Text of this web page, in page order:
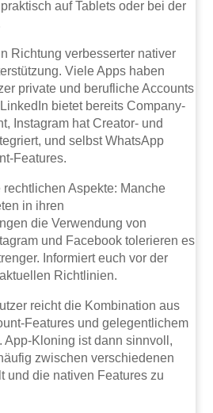
auf Tablets oder bei der
Richtung verbesserter nativer
Viele Apps haben
private und berufliche Accounts
bietet bereits Company-
Instagram hat Creator- und
und selbst WhatsApp
Features.
rechtlichen Aspekte: Manche
in ihren
die Verwendung von
und Facebook tolerieren es
Informiert euch vor der
Richtlinien.
reicht die Kombination aus
Features und gelegentlichem
App-Kloning ist dann sinnvoll,
zwischen verschiedenen
und die nativen Features zu